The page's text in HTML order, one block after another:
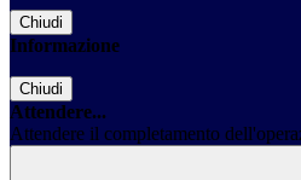
Chiudi
Informazione
Chiudi
Attendere...
Attendere il completamento